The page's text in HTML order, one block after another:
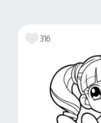
316